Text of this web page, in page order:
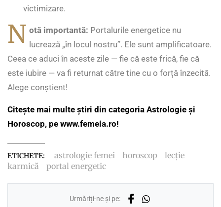
victimizare.
N otă importantă: Portalurile energetice nu
lucrează „în locul nostru”. Ele sunt amplificatoare.
Ceea ce aduci în aceste zile — fie că este frică, fie că
este iubire — va fi returnat către tine cu o forță înzecită.
Alege conștient!
Citește mai multe știri din categoria Astrologie și
Horoscop, pe www.femeia.ro!
ETICHETE: astrologie femei horoscop
lecție
karmică
portal energetic
Urmăriți-ne și pe: